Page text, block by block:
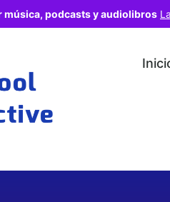
música, podcasts y audiolibros